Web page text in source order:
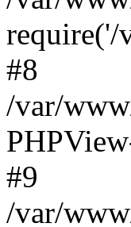
#8
/var/
#9
/var/